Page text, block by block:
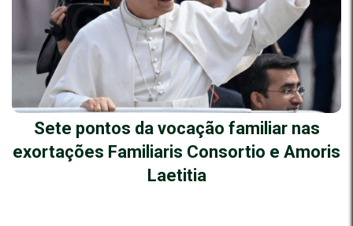
Sete pontos da vocação familiar nas
exortações Familiaris Consortio e Amoris
Laetitia